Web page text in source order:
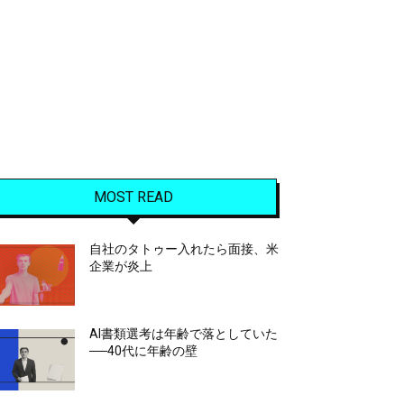
MOST READ
自社のタトゥー入れたら面接、米
企業が炎上
AI書類選考は年齢で落としていた
──40代に年齢の壁